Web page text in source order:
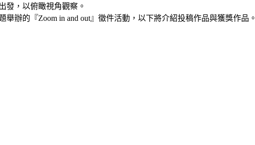
發，以俯瞰視角觀察。
舉辦的『Zoom in and out』徵件活動，以下將介紹投稿作品與獲獎作品。